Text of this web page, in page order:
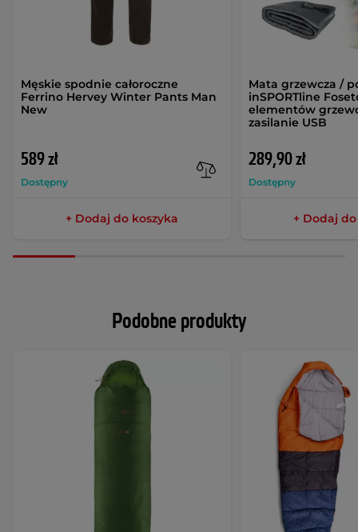
Męskie spodnie całoroczne
Ferrino Hervey Winter Pants Man
New
589 zł
Dostępny
+ Dodaj do koszyka
Mata grzewcza /
inSPORTline
elementów
zasilanie USB
289,90 zł
Dostępny
+ Dodaj
Podobne produkty